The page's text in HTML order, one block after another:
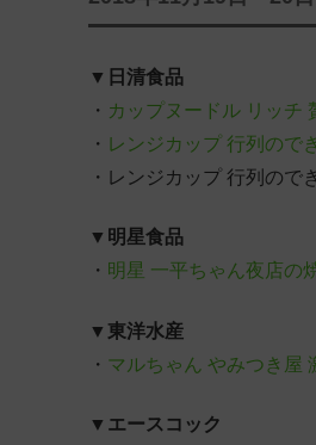
▼ 日清食品
・ カップヌードル リッチ
・ レンジカップ 行列ので
・レンジカップ 行列ので
▼ 明星食品
・ 明星 一平ちゃん夜店の
▼ 東洋水産
・ マルちゃん やみつき屋
▼ エースコック